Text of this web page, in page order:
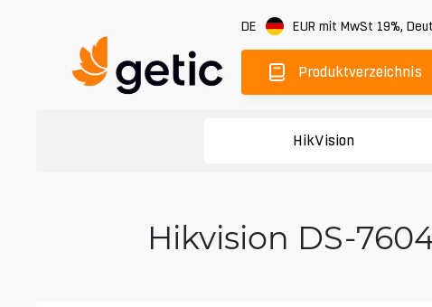
DE EUR mit MwSt 19%,
Produktverzeichnis
HikVision
Hikvision DS-